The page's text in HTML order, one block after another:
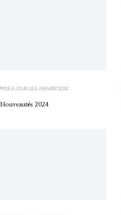
MISE À JOUR LE 6 JANVIER 2024
Nouveautés 2024